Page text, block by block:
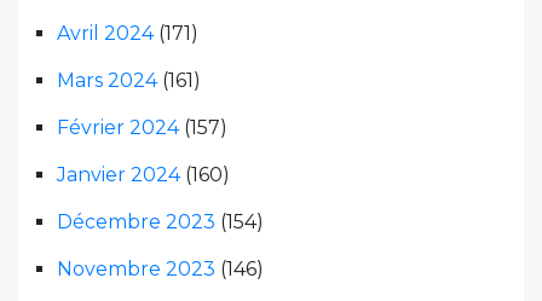
Avril 2024(171)
Mars 2024(161)
Février 2024(157)
Janvier 2024(160)
Décembre 2023 (154)
Novembre 2023 (146)